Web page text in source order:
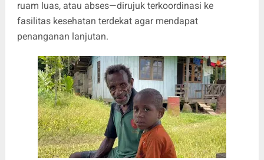
ruam luas, atau abses—dirujuk terkoordinasi ke
fasilitas kesehatan terdekat agar mendapat
penanganan lanjutan.